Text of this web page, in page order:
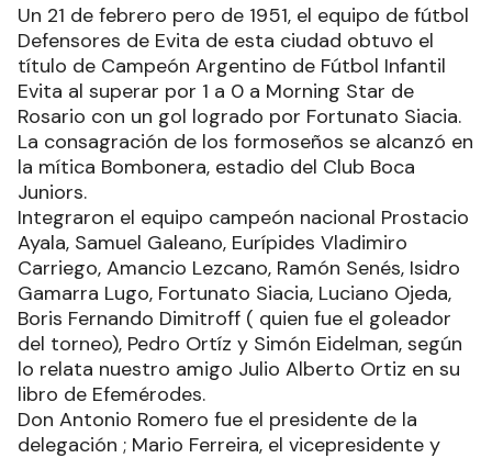
Un 21 de febrero pero de 1951, el equipo de fútbol
Defensores de Evita de esta ciudad obtuvo el
título de Campeón Argentino de Fútbol Infantil
Evita al superar por 1 a 0 a Morning Star de
Rosario con un gol logrado por Fortunato Siacia.
La consagración de los formoseños se alcanzó en
la mítica Bombonera, estadio del Club Boca
Juniors.
Integraron el equipo campeón nacional Prostacio
Ayala, Samuel Galeano, Eurípides Vladimiro
Carriego, Amancio Lezcano, Ramón Senés, Isidro
Gamarra Lugo, Fortunato Siacia, Luciano Ojeda,
Boris Fernando Dimitroff ( quien fue el goleador
del torneo), Pedro Ortíz y Simón Eidelman, según
lo relata nuestro amigo Julio Alberto Ortiz en su
libro de Efemérodes.
Don Antonio Romero fue el presidente de la
delegación ; Mario Ferreira, el vicepresidente y